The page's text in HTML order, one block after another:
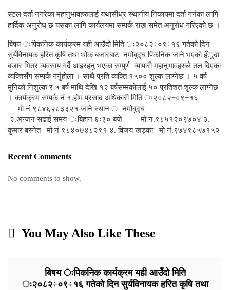
स्टल दर्ता नगरेका महानुभावहरुलाई यथासीध्र स्थानीय निकायमा दर्ता गर्नका लागि
हार्दिक अनुरोध छ यसका लागि कार्यलयमा सम्पर्क राख्न समेत अनुरोध गरिएको छ ।
बिषय ःपिकनिक कार्यक्रम यही आउँदो मिति ः२०८२÷०९÷१६ गतेको दिन
सुर्यविनायक हरित कृषि तथा थोक बजारबाट नमोबुद्घ पिकनिक जाने भएको हँुदा
बजार भित्र व्यवसाय गर्दै आइरहनु भएका सम्पुर्ण व्यापारी महानुभावहरुले तल दिएका
व्यक्तिसँग सम्पर्क गर्नुहोला । साथै प्रति व्यक्ति १५०० शुल्क लाग्नेछ । ५ वर्ष
मुनिको निशुल्क र ५ बर्ष माथि देखि १२ बर्षसम्मकोलाई ५० प्रतिशत शुल्क लाग्नेछ
। कार्यक्रम सम्पर्क नं १.होम प्रसाद अधिकारी मिति ः२०८२÷०९÷१६
मो नं ९८४६२८३३२१ जाने स्थान ः नमोबुद्घ
२.अन्जन सढाई समय ःबिहान ६ः३० बजे मो नं.९८५१२०९७०४ ३.
कुमार बस्नेत मो नं ९८४०७४८२९१ ४. विजय खड्का मो नं.९७४९८५७१५२
Recent Comments
No comments to show.
You May Also Like These
बिषय ःपिकनिक कार्यक्रम यही आउँदो मिति
ः२०८२÷०९÷१६ गतेको दिन सुर्यविनायक हरित कृषि तथा